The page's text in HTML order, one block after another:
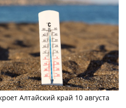
Алтайский край 10 августа